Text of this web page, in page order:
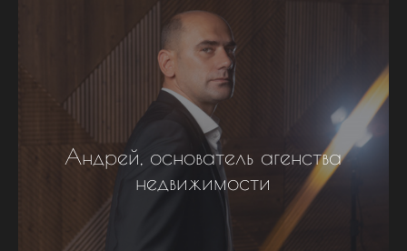
Андрей, основатель агенства
недвижимости